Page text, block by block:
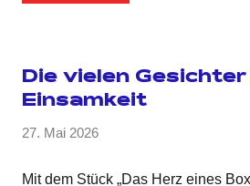
Die vielen Gesichter
Einsamkeit
27. Mai 2026
Mit dem Stück „Das Herz eines